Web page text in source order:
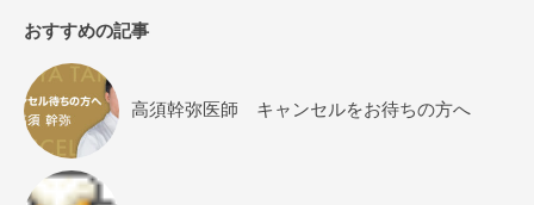
おすすめの記事
高須幹弥医師 キャンセルをお待ちの方へ